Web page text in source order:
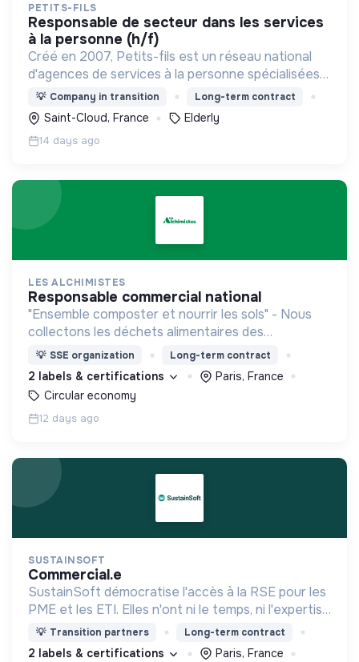
PETITS-FILS
responsable de secteur dans les services
à la personne (h/f)
Créé en 2007, Petits-fils est un réseau national
d'agences de services à la personne spécialisées
dans l'aide à domicile pour les personnes âgées.
💡 Company in transition Long-term contract
Saint-Cloud, France Elderly
14 days ago
LES ALCHIMISTES
responsable commercial national
"Ensemble composter et nourrir les sols" - Nous
collectons les déchets alimentaires des
professionnels et des ménages et les valorisons
en compost
💡 SSE organization Long-term contract
2 labels & certifications
Paris, France
Circular economy
12 days ago
SUSTAINSOFT
commercial.e
SustainSoft démocratise l'accès à la RSE pour les
PME et les ETI. Elles n'ont ni le temps, ni l'expertise
pour répondre aux questions RSE de leurs clients
et employés ou des réglementations (CSRD...).
💡 Transition partners Long-term contract
2 labels & certifications
Paris, France